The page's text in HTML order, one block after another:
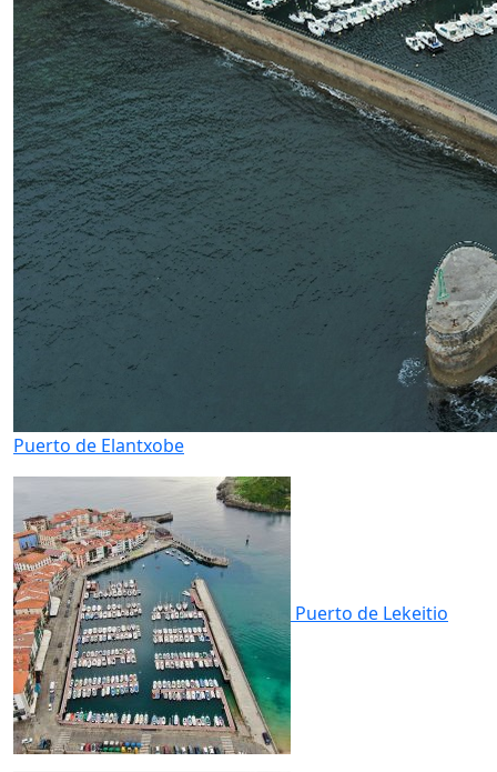
Puerto de Elantxobe
Puerto de Lekeitio